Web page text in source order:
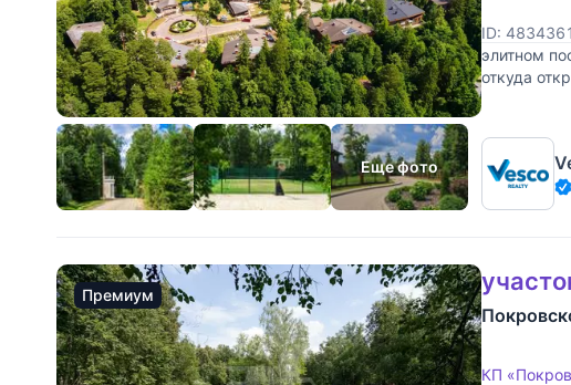
Еще фото
ID: 4834361
элитном
откуда
Премиум
КП